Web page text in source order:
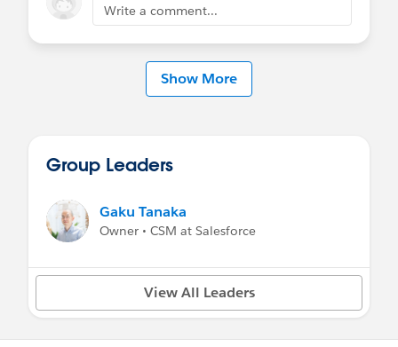
Write a comment...
Show More
Group Leaders
Gaku Tanaka
Owner • CSM at Salesforce
View All Leaders